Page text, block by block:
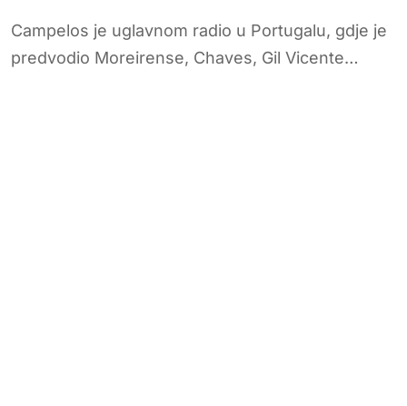
Campelos je uglavnom radio u Portugalu, gdje je
predvodio Moreirense, Chaves, Gil Vicente…